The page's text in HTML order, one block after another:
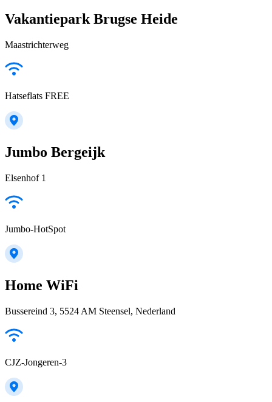
Vakantiepark Brugse Heide
Maastrichterweg
Hatseflats FREE
Jumbo Bergeijk
Elsenhof 1
Jumbo-HotSpot
Home WiFi
Bussereind 3, 5524 AM Steensel, Nederland
CJZ-Jongeren-3